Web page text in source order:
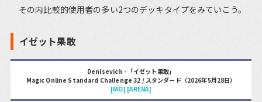
その内比較的使用者の多い2つのデッキタイプをみていこう。
イゼット果敢
Denisevich - 「イゼット果敢」
Magic Online Standard Challenge 32 / スタンダード（2026年5月28日）
[MO] [ARENA]